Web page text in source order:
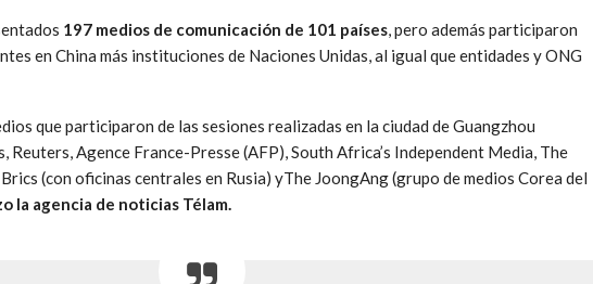
197 medios de comunicación de 101 países , pero además participaron
en China más instituciones de Naciones Unidas, al igual que entidades y ONG
que participaron de las sesiones realizadas en la ciudad de Guangzhou
Agence France-Presse (AFP), South Africa’s Independent Media, The
(con oficinas centrales en Rusia) yThe JoongAng (grupo de medios Corea del
la agencia de noticias Télam.